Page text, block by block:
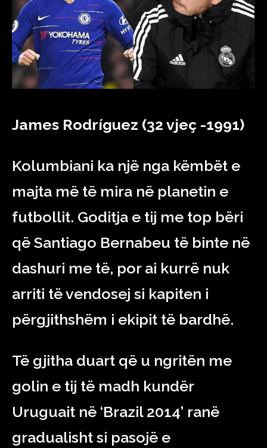
James Rodríguez (32 vjeç -1991)
Kolumbiani ka një nga këmbët e
majta më të mira në planetin e
futbollit. Goditja e tij me top bëri
që Santiago Bernabeu të binte në
dashuri me të, por ai kurrë nuk
arriti të vendosej si kapiten i
përgjithshëm i ekipit të bardhë.
Të gjitha duart që u ngritën me
golin e tij të madh kundër
Uruguait në ‘Brazil 2014’ ranë
gradualisht si pasojë e